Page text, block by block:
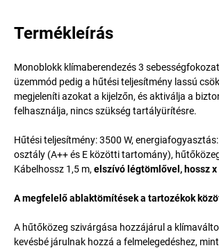
Termékleírás
Monoblokk klímaberendezés 3
üzemmód pedig a hűtési teljesítmény lassú
megjeleníti azokat a kijelzőn, és aktiválja a
felhasználja, nincs szükség tartályürítésre.
Hűtési teljesítmény: 3500 W,
osztály (A++ és E közötti tartomány),
Kábelhossz 1,5 m, elszívó légtömlővel, hossz
A megfelelő ablaktömítések a tartozékok
A hűtőközeg szivárgása hozzájárul a
kevésbé járulnak hozzá a felmelegedéshez,